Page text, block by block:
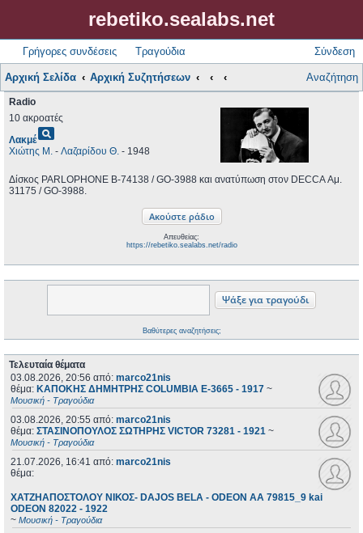
rebetiko.sealabs.net
Γρήγορες συνδέσεις Τραγούδια Σύνδεση
Αρχική Σελίδα Αρχική Συζητήσεων Αναζήτηση
Radio
10 ακροατές
Λακμέpageview
Χιώτης Μ. - Λαζαρίδου Θ. - 1948
Δίσκος PARLOPHONE B-74138 / GO-3988 και ανατύπωση στον DECCA Αμ.
31175 / GO-3988.
Απευθείας:
https://rebetiko.sealabs.net/radio
Βαθύτερες αναζητήσεις;
Τελευταία θέματα
03.08.2026, 20:56 από: marco21nis
θέμα: ΚΑΠΟΚΗΣ ΔΗΜΗΤΡΗΣ COLUMBIA E-3665 - 1917 ~
Μουσική - Τραγούδια
03.08.2026, 20:55 από: marco21nis
θέμα: ΣΤΑΣΙΝΟΠΟΥΛΟΣ ΣΩΤΗΡΗΣ VICTOR 73281 - 1921 ~
Μουσική - Τραγούδια
21.07.2026, 16:41 από: marco21nis
θέμα:
ΧΑΤΖΗΑΠΟΣΤΟΛΟΥ ΝΙΚΟΣ- DAJOS BELA - ODEON AA 79815_9 kai
ODEON 82022 - 1922
~ Μουσική - Τραγούδια